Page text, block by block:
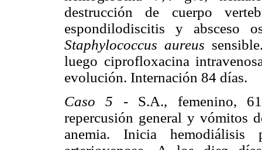
destrucción de cuerpo
espondilodiscitis y absceso
Staphylococcus aureus
luego ciprofloxacina
evolución. Internación 84 días.
Caso 5 - S.A., femenino, 61
repercusión general y vómitos
anemia. Inicia